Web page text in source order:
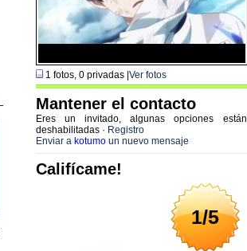
1 fotos, 0 privadas | Ver fotos
Mantener el contacto
Eres un invitado, algunas opciones están
deshabilitadas · Registro
Enviar a kotumoun nuevo mensaje
Califícame!
1/5